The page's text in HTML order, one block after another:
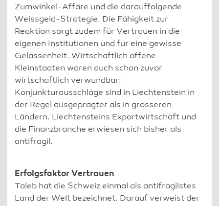
Zumwinkel-Affäre und die darauffolgende
Weissgeld-Strategie. Die Fähigkeit zur
Reaktion sorgt zudem für Vertrauen in die
eigenen Institutionen und für eine gewisse
Gelassenheit. Wirtschaftlich offene
Kleinstaaten waren auch schon zuvor
wirtschaftlich verwundbar:
Konjunkturausschläge sind in Liechtenstein in
der Regel ausgeprägter als in grösseren
Ländern. Liechtensteins Exportwirtschaft und
die Finanzbranche erwiesen sich bisher als
antifragil.
Erfolgsfaktor Vertrauen
Taleb hat die Schweiz einmal als antifragilstes
Land der Welt bezeichnet. Darauf verweist der